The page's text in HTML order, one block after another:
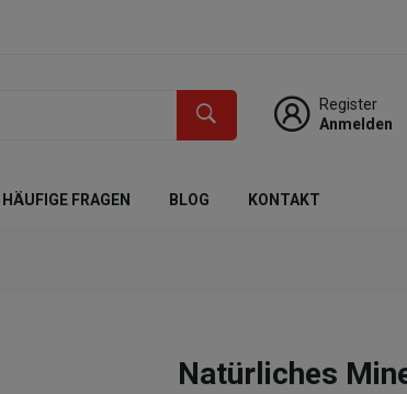
Register
Anmelden
HÄUFIGE FRAGEN BLOG KONTAKT
Natürliches